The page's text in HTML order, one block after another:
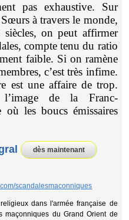
pas exhaustive. Sur
à travers le monde,
on peut affirmer
compte tenu du ratio
faible. Si on ramène
c’est très infime.
est une affaire de trop.
l’image de la Franc-
où les boucs émissaires
dès maintenant
scandalesmaconniques
dans l'armée française de
du Grand Orient de